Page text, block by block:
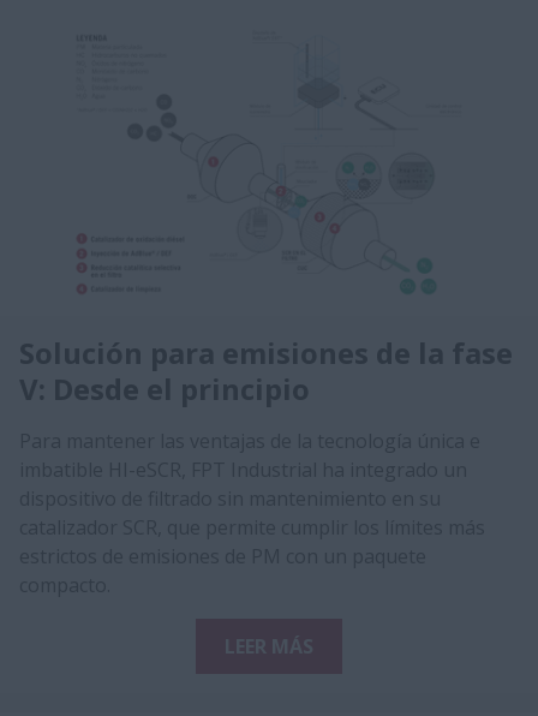
Solución para emisiones de la fase
V: Desde el principio